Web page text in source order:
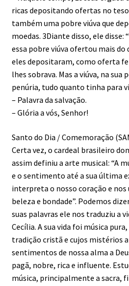
ricas depositando ofertas no
também uma pobre viúva que
moedas. 3Diante disso, ele disse:
essa pobre viúva ofertou mais do
eles depositaram, como oferta
lhes sobrava. Mas a viúva, na sua
penúria, tudo quanto tinha para
– Palavra da salvação.
– Glória a vós, Senhor!
Santo do Dia / Comemoração
Certa vez, o cardeal brasileiro
assim definiu a arte musical: “A
e o sentimento até a sua última
interpreta o nosso coração e nos
beleza e bondade”. Podemos
suas palavras ele nos traduziu a
Cecília. A sua vida foi música
tradição cristã e cujos mistérios
sentimentos de nossa alma a
pagã, nobre, rica e influente.
música, principalmente a sacra,